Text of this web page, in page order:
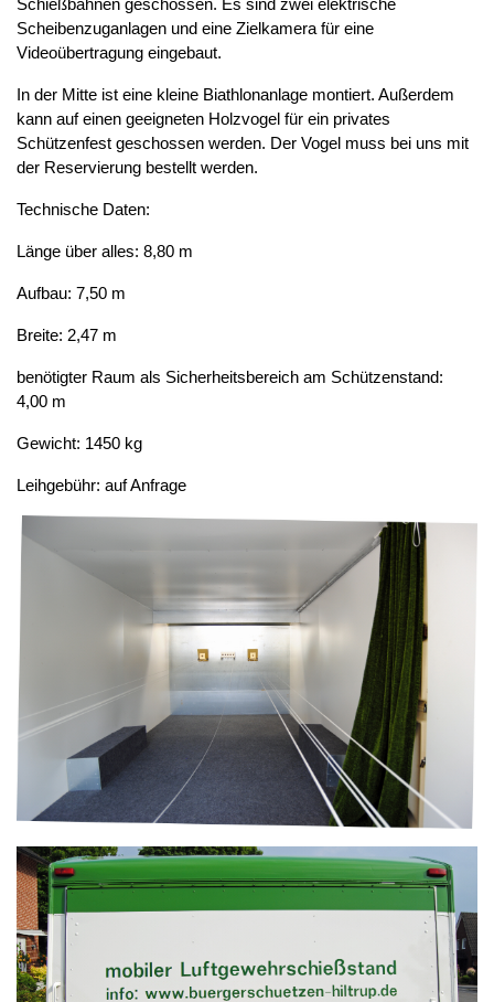
Schießbahnen geschossen. Es sind zwei elektrische
Scheibenzuganlagen und eine Zielkamera für eine
Videoübertragung eingebaut.
In der Mitte ist eine kleine Biathlonanlage montiert. Außerdem
kann auf einen geeigneten Holzvogel für ein privates
Schützenfest geschossen werden. Der Vogel muss bei uns mit
der Reservierung bestellt werden.
Technische Daten:
Länge über alles: 8,80 m
Aufbau: 7,50 m
Breite: 2,47 m
benötigter Raum als Sicherheitsbereich am Schützenstand:
4,00 m
Gewicht: 1450 kg
Leihgebühr: auf Anfrage